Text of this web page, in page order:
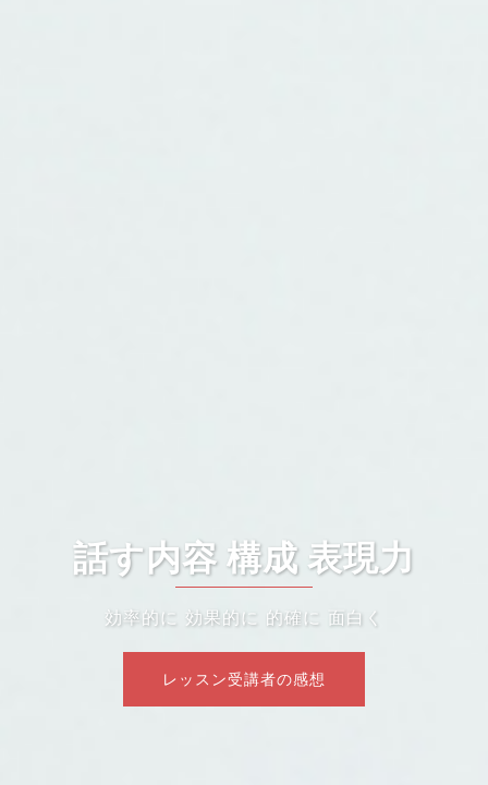
話す内容 構成 表現力
効率的に 効果的に 的確に 面白く
レッスン受講者の感想